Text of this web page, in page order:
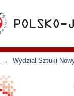
→ Wydział Sztuki